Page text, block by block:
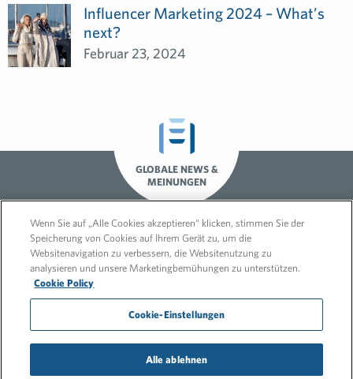
Influencer Marketing 2024 – What’s
next?
Februar 23, 2024
GLOBALE NEWS &
MEINUNGEN
© 2026 FleishmanHillard
Impressum
Datenschutz
Umwelt- & Energie-Policy
Menschenrechtserklärung
Wenn Sie auf „Alle Cookies akzeptieren“ klicken, stimmen Sie der
Speicherung von Cookies auf Ihrem Gerät zu, um die
Websitenavigation zu verbessern, die Websitenutzung zu
analysieren und unsere Marketingbemühungen zu unterstützen.
Cookie Policy
Cookie-Einstellungen
Alle ablehnen